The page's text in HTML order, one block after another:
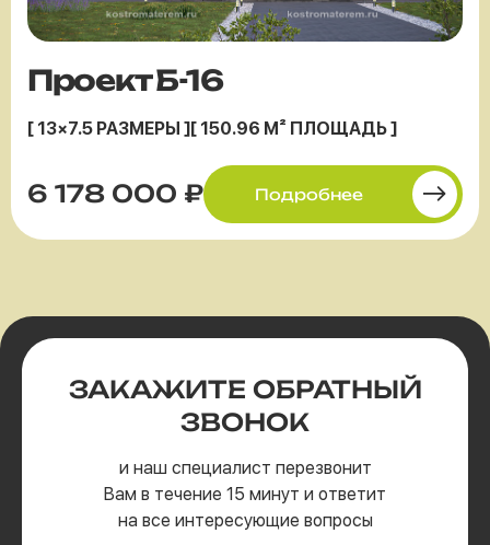
Проект Б-16
[ 13×7.5 РАЗМЕРЫ ][ 150.96 М² ПЛОЩАДЬ ]
6 178 000 ₽ Подробнее
ЗАКАЖИТЕ ОБРАТНЫЙ
ЗВОНОК
и наш специалист перезвонит
Вам в течение 15 минут и ответит
на все интересующие вопросы